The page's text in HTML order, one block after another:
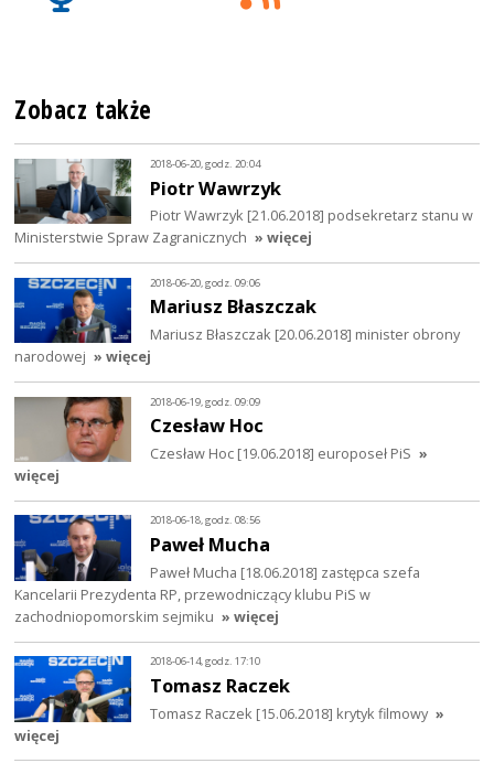
Zobacz także
2018-06-20, godz. 20:04
Piotr Wawrzyk
Piotr Wawrzyk [21.06.2018] podsekretarz stanu w
Ministerstwie Spraw Zagranicznych » więcej
2018-06-20, godz. 09:06
Mariusz Błaszczak
Mariusz Błaszczak [20.06.2018] minister obrony
narodowej » więcej
2018-06-19, godz. 09:09
Czesław Hoc
Czesław Hoc [19.06.2018] europoseł PiS »
więcej
2018-06-18, godz. 08:56
Paweł Mucha
Paweł Mucha [18.06.2018] zastępca szefa
Kancelarii Prezydenta RP, przewodniczący klubu PiS w
zachodniopomorskim sejmiku » więcej
2018-06-14, godz. 17:10
Tomasz Raczek
Tomasz Raczek [15.06.2018] krytyk filmowy »
więcej